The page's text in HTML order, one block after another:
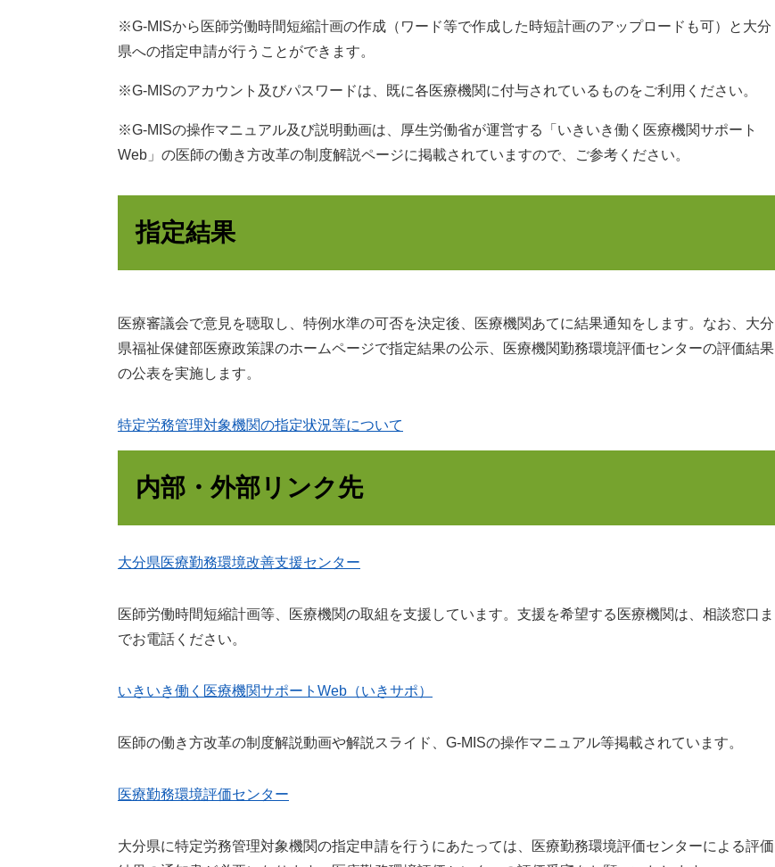
※G-MISから医師労働時間短縮計画の作成（ワード等で作成した時短計画のアップロードも可）と大分
県への指定申請が行うことができます。
※G-MISのアカウント及びパスワードは、既に各医療機関に付与されているものをご利用ください。
※G-MISの操作マニュアル及び説明動画は、厚生労働省が運営する「いきいき働く医療機関サポート
Web」の医師の働き方改革の制度解説ページに掲載されていますので、ご参考ください。
指定結果
医療審議会で意見を聴取し、特例水準の可否を決定後、医療機関あてに結果通知をします。なお、大分
県福祉保健部医療政策課のホームページで指定結果の公示、医療機関勤務環境評価センターの評価結果
の公表を実施します。
特定労務管理対象機関の指定状況等について
内部・外部リンク先
大分県医療勤務環境改善支援センター
医師労働時間短縮計画等、医療機関の取組を支援しています。支援を希望する医療機関は、相談窓口ま
でお電話ください。
いきいき働く医療機関サポートWeb（いきサポ）
医師の働き方改革の制度解説動画や解説スライド、G-MISの操作マニュアル等掲載されています。
医療勤務環境評価センター
大分県に特定労務管理対象機関の指定申請を行うにあたっては、医療勤務環境評価センターによる評価